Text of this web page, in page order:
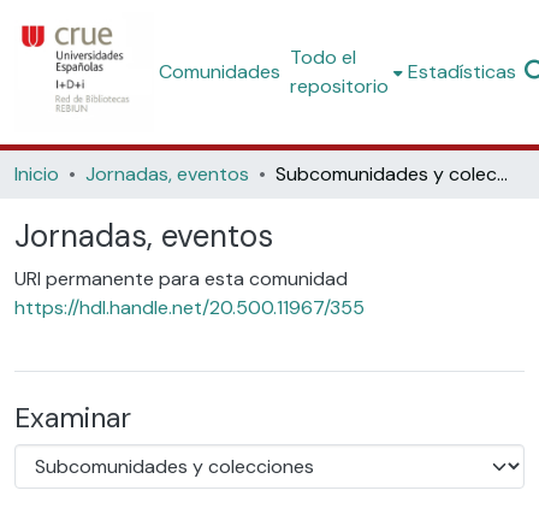
Comunidades
Todo el
repositorio
Estadísticas
Inicio Jornadas, eventos Subcomunidades y colecciones
Jornadas, eventos
URI permanente para esta comunidad
https://hdl.handle.net/20.500.11967/355
Examinar